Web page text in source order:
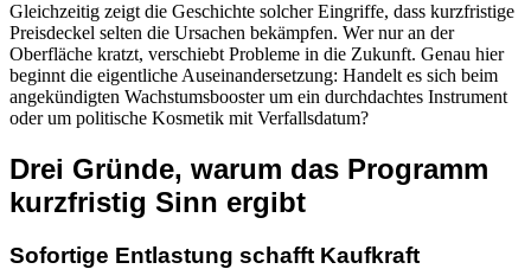
Gleichzeitig zeigt die Geschichte solcher Eingriffe, dass kurzfristige
Preisdeckel selten die Ursachen bekämpfen. Wer nur an der
Oberfläche kratzt, verschiebt Probleme in die Zukunft. Genau hier
beginnt die eigentliche Auseinandersetzung: Handelt es sich beim
angekündigten Wachstumsbooster um ein durchdachtes Instrument
oder um politische Kosmetik mit Verfallsdatum?
Drei Gründe, warum das Programm
kurzfristig Sinn ergibt
Sofortige Entlastung schafft Kaufkraft